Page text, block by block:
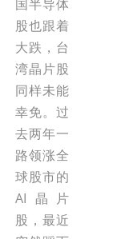
国半导体
股也跟着
大跌，台
湾晶片股
同样未能
幸免。过
去两年一
路领涨全
球股市的
AI晶片
股，最近